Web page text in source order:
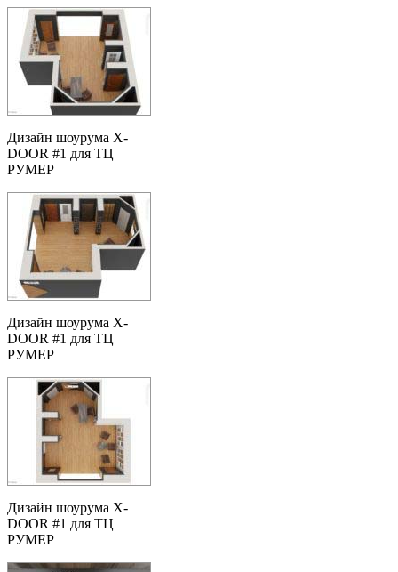
Дизайн шоурума X-
DOOR #1 для ТЦ
РУМЕР
Дизайн шоурума X-
DOOR #1 для ТЦ
РУМЕР
Дизайн шоурума X-
DOOR #1 для ТЦ
РУМЕР